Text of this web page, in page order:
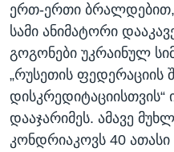
ერთ-ერთი ბრალდებით,
სამი ანიმატორი
გოგონები უკრაინულ
„რუსეთის ფედერაციის
დისკრედიტაციისთვის“
დააჯარიმეს. ამავე
კონდრიაკოვს 40